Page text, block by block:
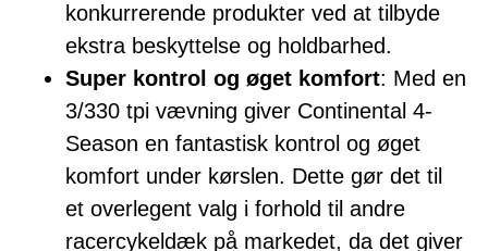
konkurrerende produkter ved at tilbyde
ekstra beskyttelse og holdbarhed.
Super kontrol og øget komfort: Med en
3/330 tpi vævning giver Continental 4-
Season en fantastisk kontrol og øget
komfort under kørslen. Dette gør det til
et overlegent valg i forhold til andre
racercykeldæk på markedet, da det giver